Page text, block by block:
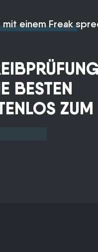
einem Freak
BESTEN
ZUM